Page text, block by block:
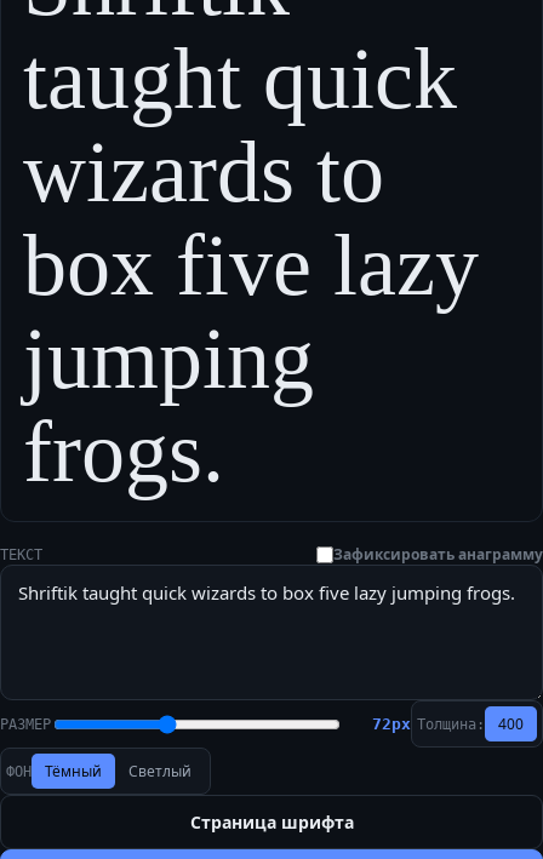
taught quick
wizards to
box five lazy
jumping
frogs.
ТЕКСТ Зафиксировать анаграмму
РАЗМЕР 72px Толщина: 400
ФОН Тёмный Светлый
Страница шрифта